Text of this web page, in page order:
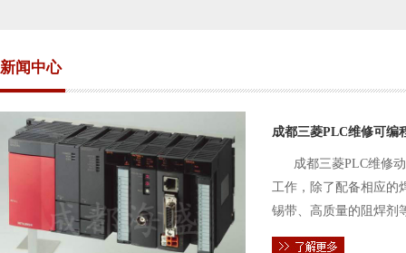
新闻中心
成都三菱PLC维修可编
成都三菱PLC维修
工作，除了配备相应的
锡带、高质量的阻焊剂
件的电路及通信电缆。